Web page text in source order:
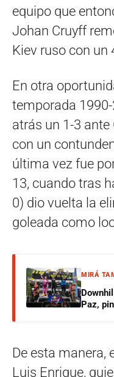
equipo que
Johan Cruyff
Kiev ruso con un
En otra
temporada
atrás un 1-3 ante
con un
última vez fue
13, cuando tras
0) dio vuelta la
goleada como
MIRÁ
Paz,
De esta manera,
Luis Enrique,